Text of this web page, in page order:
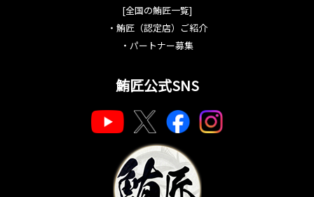
[全国の鮪匠一覧]
・ 鮪匠（認定店）ご紹介
・ パートナー募集
鮪匠公式SNS